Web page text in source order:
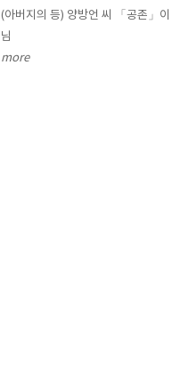
(아버지의 등) 양방언 씨 「공존」
님
more